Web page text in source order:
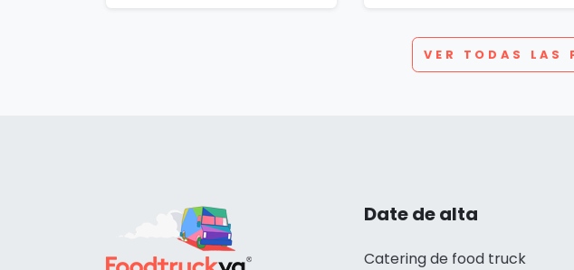
VER TODAS LAS
Date de alta
Catering de food truck